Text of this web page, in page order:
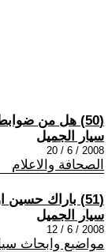
(50) هل من ضوابط قانونية للصحافة الالكترونية ؟
سيار الجميل
2008 / 6 / 20
الصحافة والاعلام
(51) باراك حسين اوباما : البدل الامريكي الضائع !
سيار الجميل
2008 / 6 / 12
مواضيع وابحاث